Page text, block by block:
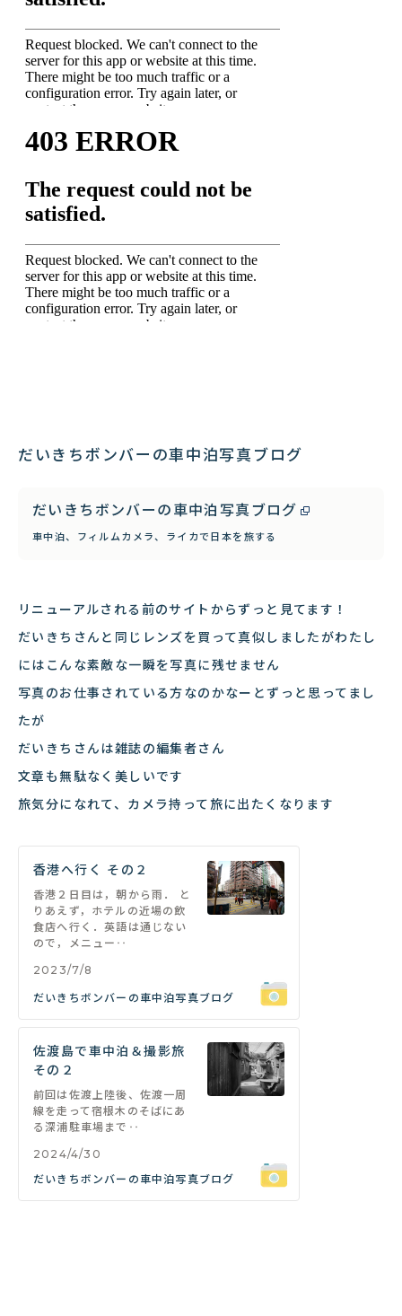
だいきちボンバーの車中泊写真ブログ
だいきちボンバーの車中泊写真ブログ
車中泊、フィルムカメラ、ライカで日本を旅する
リニューアルされる前のサイトからずっと見てます！
だいきちさんと同じレンズを買って真似しましたがわたし
にはこんな素敵な一瞬を写真に残せません
写真のお仕事されている方なのかなーとずっと思ってまし
たが
だいきちさんは雑誌の編集者さん
文章も無駄なく美しいです
旅気分になれて、カメラ持って旅に出たくなります
香港へ行く その２
香港２日目は，朝から雨． と
りあえず，ホテルの近場の飲
食店へ行く．英語は通じない
ので，メニュー‥
2023/7/8
だいきちボンバーの車中泊写真ブログ
佐渡島で車中泊＆撮影旅
その２
前回は佐渡上陸後、佐渡一周
線を走って宿根木のそばにあ
る深浦駐車場まで‥
2024/4/30
だいきちボンバーの車中泊写真ブログ